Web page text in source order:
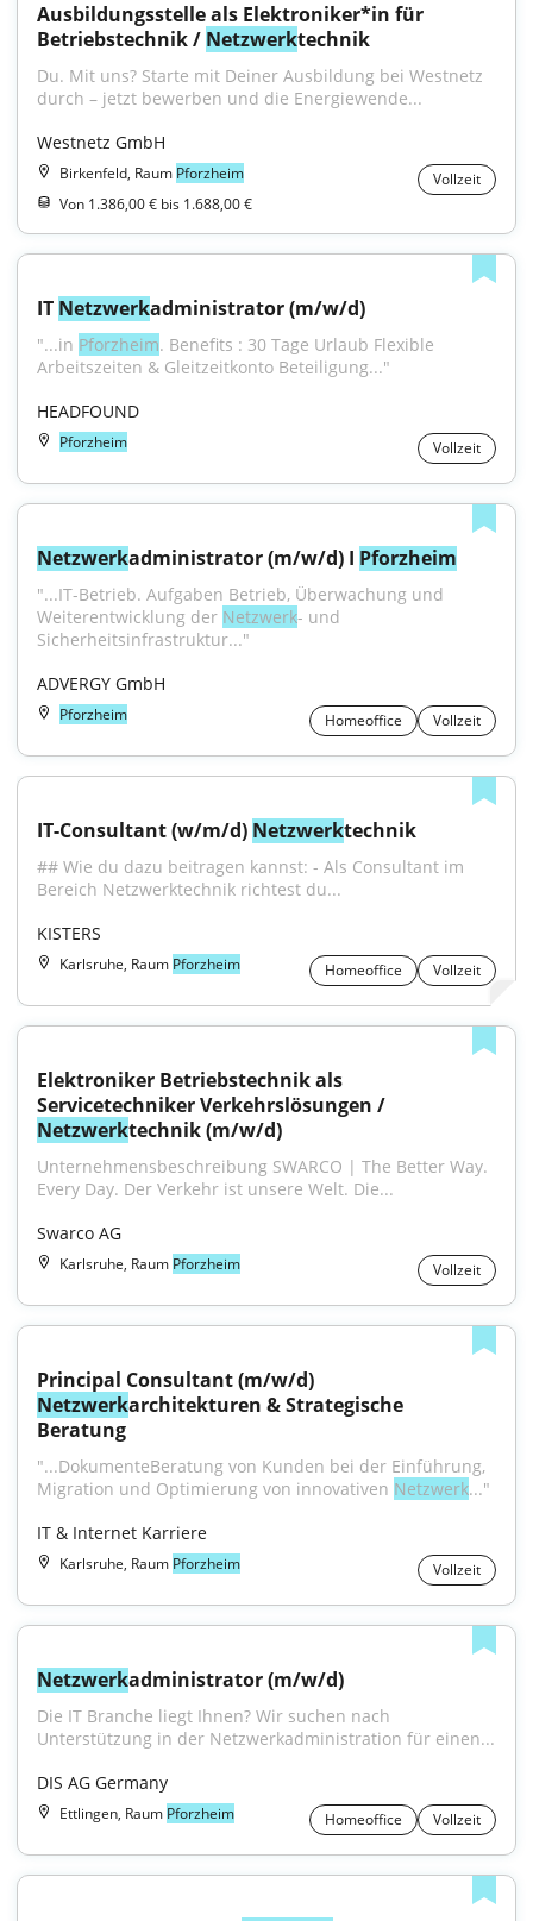
Ausbildungsstelle als Elektroniker*in für
Betriebstechnik / Netzwerktechnik
Du. Mit uns? Starte mit Deiner Ausbildung bei Westnetz
durch – jetzt bewerben und die Energiewende...
Westnetz GmbH
Birkenfeld, Raum Pforzheim
Vollzeit
Von 1.386,00 € bis 1.688,00 €
IT Netzwerkadministrator (m/w/d)
"...in Pforzheim. Benefits : 30 Tage Urlaub Flexible
Arbeitszeiten & Gleitzeitkonto Beteiligung..."
HEADFOUND
Pforzheim Vollzeit
Netzwerkadministrator (m/w/d) I Pforzheim
"...IT-Betrieb. Aufgaben Betrieb, Überwachung und
Weiterentwicklung der Netzwerk- und
Sicherheitsinfrastruktur..."
ADVERGY GmbH
Pforzheim Homeoffice Vollzeit
IT-Consultant (w/m/d) Netzwerktechnik
## Wie du dazu beitragen kannst: - Als Consultant im
Bereich Netzwerktechnik richtest du...
KISTERS
Karlsruhe, Raum Pforzheim Homeoffice Vollzeit
Elektroniker Betriebstechnik als
Netzwerktechnik (m/w/d)
Unternehmensbeschreibung SWARCO | The Better Way.
Every Day. Der Verkehr ist unsere Welt. Die...
Swarco AG
Karlsruhe, Raum Pforzheim Vollzeit
Netzwerkarchitekturen & Strategische
Beratung
"...DokumenteBeratung von Kunden bei der Einführung,
Migration und Optimierung von innovativen Netzwerk..."
IT & Internet Karriere
Karlsruhe, Raum Pforzheim Vollzeit
Netzwerkadministrator (m/w/d)
Die IT Branche liegt Ihnen? Wir suchen nach
Unterstützung in der Netzwerkadministration für einen...
DIS AG Germany
Ettlingen, Raum Pforzheim Homeoffice Vollzeit